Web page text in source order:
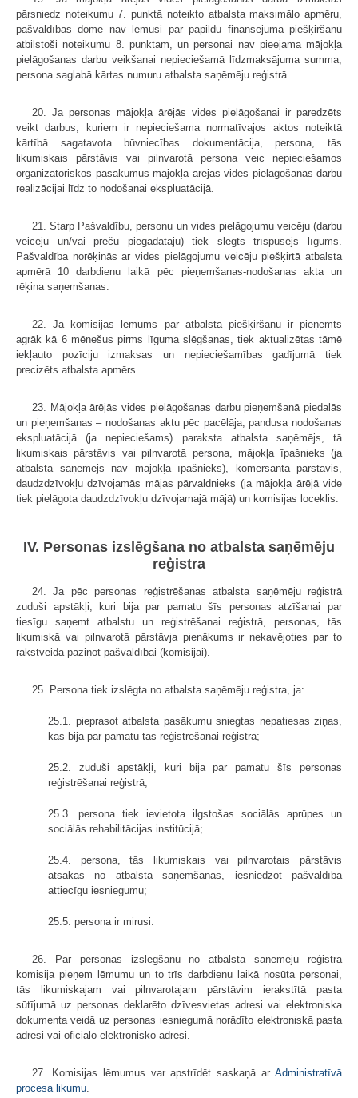
pārsniedz noteikumu 7. punktā noteikto atbalsta maksimālo apmēru,
pašvaldības dome nav lēmusi par papildu finansējuma piešķiršanu
atbilstoši noteikumu 8. punktam, un personai nav pieejama mājokļa
pielāgošanas darbu veikšanai nepieciešamā līdzmaksājuma summa,
persona saglabā kārtas numuru atbalsta saņēmēju reģistrā.
20. Ja personas mājokļa ārējās vides pielāgošanai ir paredzēts
veikt darbus, kuriem ir nepieciešama normatīvajos aktos noteiktā
kārtībā sagatavota būvniecības dokumentācija, persona, tās
likumiskais pārstāvis vai pilnvarotā persona veic nepieciešamos
organizatoriskos pasākumus mājokļa ārējās vides pielāgošanas darbu
realizācijai līdz to nodošanai ekspluatācijā.
21. Starp Pašvaldību, personu un vides pielāgojumu veicēju (darbu
veicēju un/vai preču piegādātāju) tiek slēgts trīspusējs līgums.
Pašvaldība norēķinās ar vides pielāgojumu veicēju piešķirtā atbalsta
apmērā 10 darbdienu laikā pēc pieņemšanas-nodošanas akta un
rēķina saņemšanas.
22. Ja komisijas lēmums par atbalsta piešķiršanu ir pieņemts
agrāk kā 6 mēnešus pirms līguma slēgšanas, tiek aktualizētas tāmē
iekļauto pozīciju izmaksas un nepieciešamības gadījumā tiek
precizēts atbalsta apmērs.
23. Mājokļa ārējās vides pielāgošanas darbu pieņemšanā piedalās
un pieņemšanas – nodošanas aktu pēc pacēlāja, pandusa nodošanas
ekspluatācijā (ja nepieciešams) paraksta atbalsta saņēmējs, tā
likumiskais pārstāvis vai pilnvarotā persona, mājokļa īpašnieks (ja
atbalsta saņēmējs nav mājokļa īpašnieks), komersanta pārstāvis,
daudzdzīvokļu dzīvojamās mājas pārvaldnieks (ja mājokļa ārējā vide
tiek pielāgota daudzdzīvokļu dzīvojamajā mājā) un komisijas loceklis.
IV. Personas izslēgšana no atbalsta saņēmēju
reģistra
24. Ja pēc personas reģistrēšanas atbalsta saņēmēju reģistrā
zuduši apstākļi, kuri bija par pamatu šīs personas atzīšanai par
tiesīgu saņemt atbalstu un reģistrēšanai reģistrā, personas, tās
likumiskā vai pilnvarotā pārstāvja pienākums ir nekavējoties par to
rakstveidā paziņot pašvaldībai (komisijai).
25. Persona tiek izslēgta no atbalsta saņēmēju reģistra, ja:
25.1. pieprasot atbalsta pasākumu sniegtas nepatiesas ziņas,
kas bija par pamatu tās reģistrēšanai reģistrā;
25.2. zuduši apstākļi, kuri bija par pamatu šīs personas
reģistrēšanai reģistrā;
25.3. persona tiek ievietota ilgstošas sociālās aprūpes un
sociālās rehabilitācijas institūcijā;
25.4. persona, tās likumiskais vai pilnvarotais pārstāvis
atsakās no atbalsta saņemšanas, iesniedzot pašvaldībā
attiecīgu iesniegumu;
25.5. persona ir mirusi.
26. Par personas izslēgšanu no atbalsta saņēmēju reģistra
komisija pieņem lēmumu un to trīs darbdienu laikā nosūta personai,
tās likumiskajam vai pilnvarotajam pārstāvim ierakstītā pasta
sūtījumā uz personas deklarēto dzīvesvietas adresi vai elektroniska
dokumenta veidā uz personas iesniegumā norādīto elektroniskā pasta
adresi vai oficiālo elektronisko adresi.
27. Komisijas lēmumus var apstrīdēt saskaņā ar Administratīvā
procesa likumu